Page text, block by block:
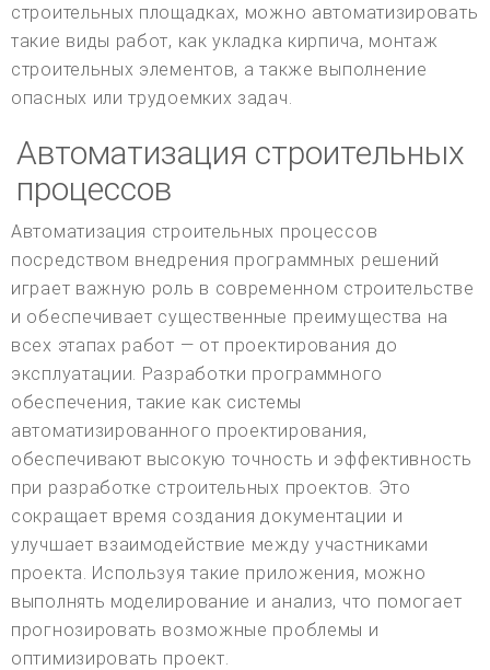
строительных площадках, можно автоматизировать
такие виды работ, как укладка кирпича, монтаж
строительных элементов, а также выполнение
опасных или трудоемких задач.
Автоматизация строительных
процессов
Автоматизация строительных процессов
посредством внедрения программных решений
играет важную роль в современном строительстве
и обеспечивает существенные преимущества на
всех этапах работ — от проектирования до
эксплуатации. Разработки программного
обеспечения, такие как системы
автоматизированного проектирования,
обеспечивают высокую точность и эффективность
при разработке строительных проектов. Это
сокращает время создания документации и
улучшает взаимодействие между участниками
проекта. Используя такие приложения, можно
выполнять моделирование и анализ, что помогает
прогнозировать возможные проблемы и
оптимизировать проект.